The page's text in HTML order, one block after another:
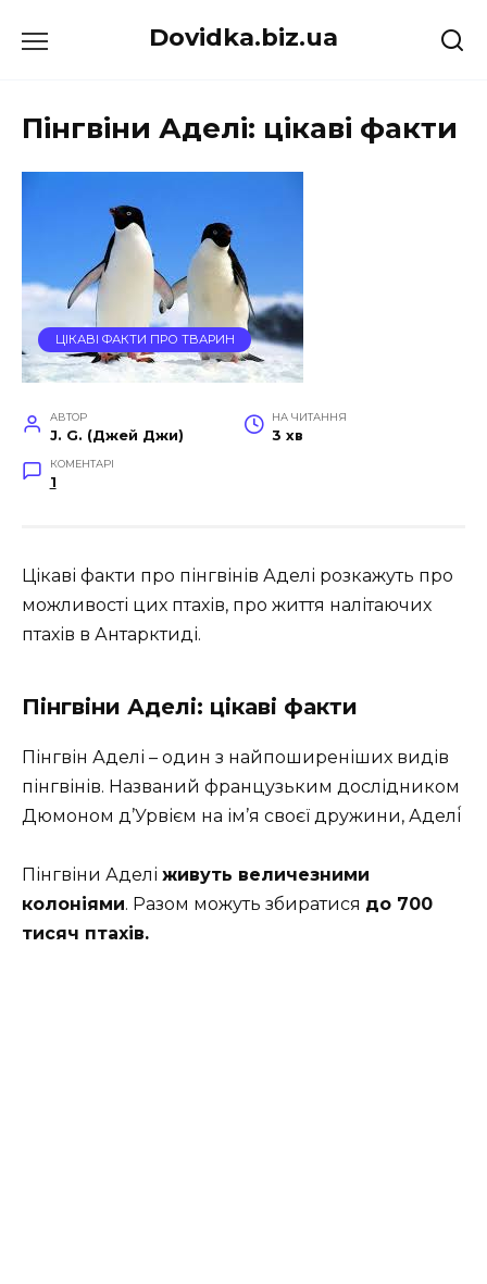
до
Dovidka.biz.ua
Пінгвіни Аделі: цікаві факти
ЦІКАВІ ФАКТИ ПРО ТВАРИН
АВТОР
J. G. (Джей Джи)
НА ЧИТАННЯ
3 хв
КОМЕНТАРІ
1
Цікаві факти про пінгвінів Аделі розкажуть про
можливості цих птахів, про життя налітаючих
птахів в Антарктиді.
Пінгвіни Аделі: цікаві факти
Пінгвін Аделі – один з найпоширеніших видів
пінгвінів. Названий французьким дослідником
Дюмоном д’Урвієм на ім’я своєї дружини, Аделі́
Пінгвіни Аделі живуть величезними
колоніями. Разом можуть збиратися до 700
тисяч птахів.